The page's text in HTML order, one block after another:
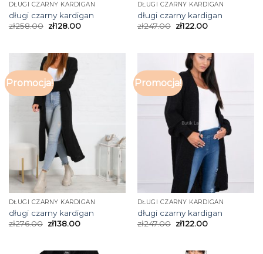
DŁUGI CZARNY KARDIGAN
długi czarny kardigan
zł258.00 zł128.00
DŁUGI CZARNY KARDIGAN
długi czarny kardigan
zł247.00 zł122.00
Promocja!
DŁUGI CZARNY KARDIGAN
długi czarny kardigan
zł276.00 zł138.00
Promocja!
DŁUGI CZARNY KARDIGAN
długi czarny kardigan
zł247.00 zł122.00